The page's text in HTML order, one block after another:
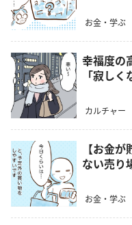
お金・学ぶ
幸福度の
「寂し
カルチャー
【お金
ない売り
お金・学ぶ